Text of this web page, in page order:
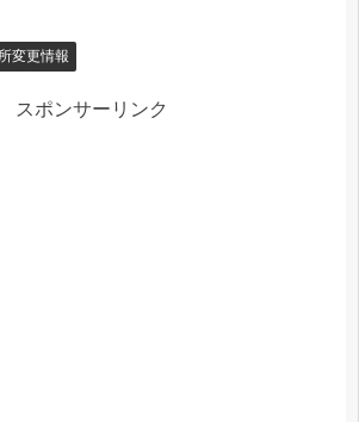
変更情報
スポンサーリンク